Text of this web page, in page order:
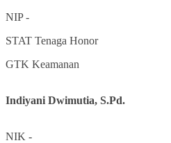
NIP-
STAT Tenaga Honor
GTK Keamanan
Indiyani Dwimutia, S.Pd.
NIK -